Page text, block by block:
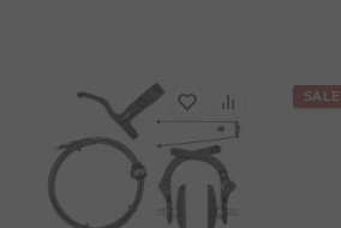
SALE